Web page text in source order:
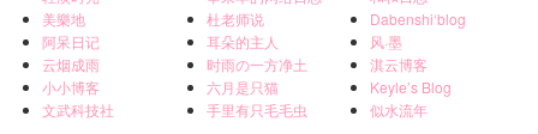
美樂地
阿呆日记
云烟成雨
小小博客
文武科技社
杜老师说
耳朵的主人
时雨の一方净土
六月是只猫
手里有只毛毛虫
Dabenshi‘blog
风·墨
淇云博客
Keyle’s Blog
似水流年